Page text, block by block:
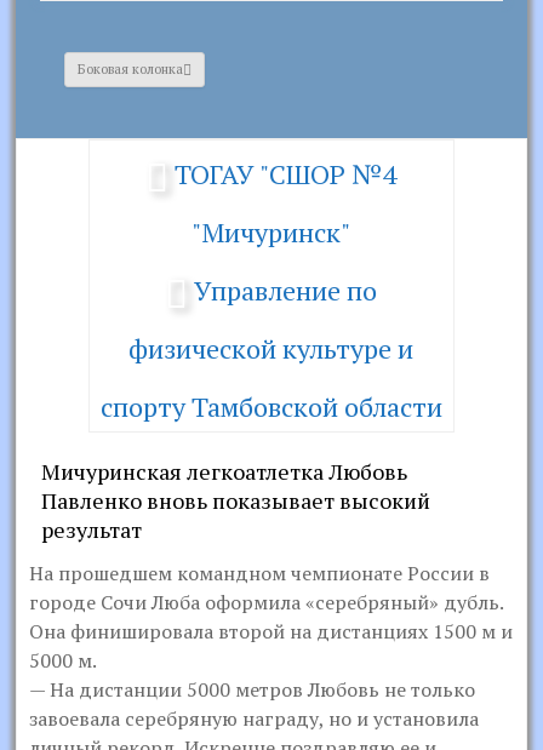
Боковая колонка
ТОГАУ "СШОР №4
"Мичуринск"
Управление по
физической культуре и
спорту Тамбовской области
Мичуринская легкоатлетка Любовь
Павленко вновь показывает высокий
результат
На прошедшем командном чемпионате России в
городе Сочи Люба оформила «серебряный» дубль.
Она финишировала второй на дистанциях 1500 м и
5000 м.
— На дистанции 5000 метров Любовь не только
завоевала серебряную награду, но и установила